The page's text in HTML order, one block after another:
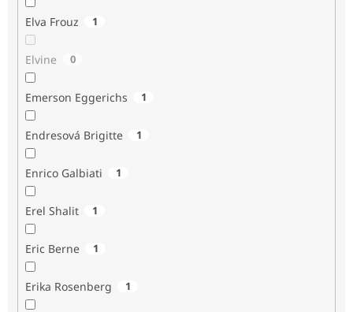
Elva Frouz 1
Elvine 0
Emerson Eggerichs 1
Endresová Brigitte 1
Enrico Galbiati 1
Erel Shalit 1
Eric Berne 1
Erika Rosenberg 1